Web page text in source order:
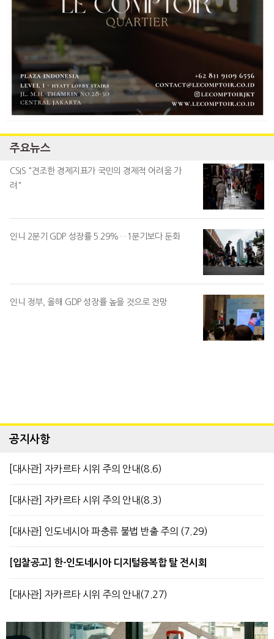
주요뉴스
CSIS "견조한 경제지표가 국민의 경제적 어려움 가
려"
인니 2분기 GDP 성장률 5.29%…1분기보다 둔화
인니 정부, 올해 GDP 성장률 높을 것으로 전망
공지사항
[대사관] 자카르타 시위 주의 안내(8.6)
[대사관] 자카르타 시위 주의 안내(8.3)
[대사관] 인도네시아 파충류 불법 반출 주의 (7.29)
[입찰공고] 한-인도네시아 디지털융복합 탈 전시회
[대사관] 자카르타 시위 주의 안내(7.27)